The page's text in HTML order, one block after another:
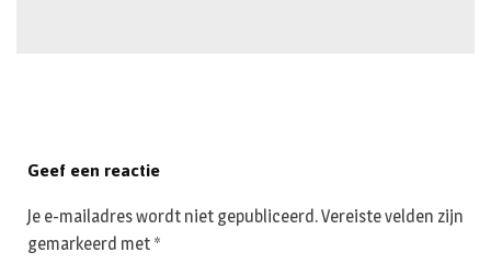
Geef een reactie
Je e-mailadres wordt niet gepubliceerd.Vereiste velden zijn
gemarkeerd met *